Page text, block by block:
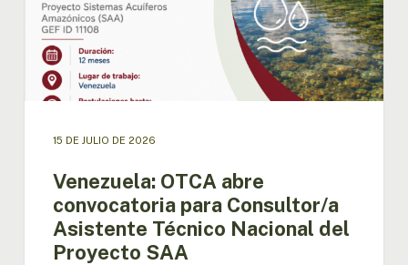
Técnico
Nacional
del
Proyecto
SAA
15 DE JULIO DE 2026
Venezuela: OTCA abre
convocatoria para Consultor/a
Asistente Técnico Nacional del
Proyecto SAA